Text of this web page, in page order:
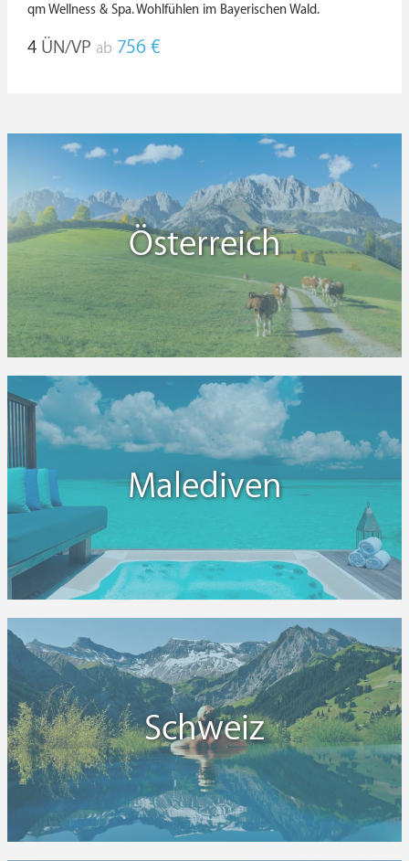
qm Wellness & Spa. Wohlfühlen im Bayerischen Wald.
4 ÜN/VP ab 756 €
Österreich
Malediven
Schweiz